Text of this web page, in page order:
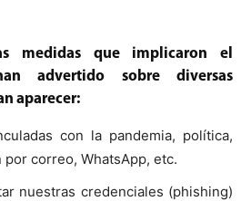
medidas que implicaron el
advertido sobre diversas
aparecer:
con la pandemia, política,
correo, WhatsApp, etc.
nuestras credenciales (phishing)